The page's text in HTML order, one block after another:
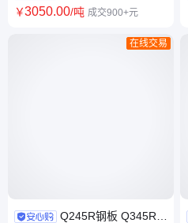
Q235B镀锌圆钢 20# 建筑工程
￥3050.00/吨 成交900+元
在线交易
Q245R钢板 Q345R容